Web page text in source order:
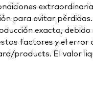
para evitar
exacta,
factores y el
products. El valor